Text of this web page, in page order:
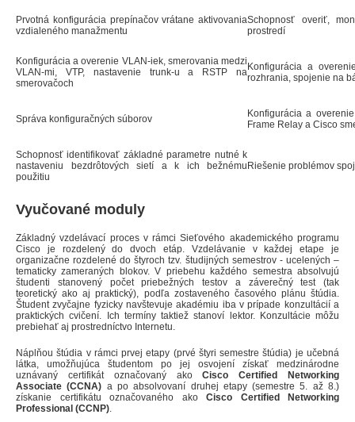
Prvotná konfigurácia prepínačov vrátane aktivovania
vzdialeného manažmentu
Schopnosť overiť,
prostredí
Konfigurácia a overenie VLAN-iek, smerovania medzi
VLAN-mi, VTP, nastavenie trunk-u a RSTP na
smerovačoch
Konfigurácia a
rozhrania, spojenie na
Správa konfiguračných súborov
Konfigurácia a
Frame Relay a Cisco
Schopnosť identifikovať základné parametre nutné k
nastaveniu bezdrôtových sietí a k ich bežnému
použitiu
Riešenie problémov
Vyučované moduly
Základný vzdelávací proces v rámci Sieťového akademického programu
Cisco je rozdelený do dvoch etáp. Vzdelávanie v každej etape je
organizačne rozdelené do štyroch tzv. študijných semestrov - ucelených –
tematicky zameraných blokov. V priebehu každého semestra absolvujú
študenti stanovený počet priebežných testov a záverečný test (tak
teoretický ako aj praktický), podľa zostaveného časového plánu štúdia.
Študent zvyčajne fyzicky navštevuje akadémiu iba v prípade konzultácií a
praktických cvičení. Ich termíny taktiež stanoví lektor. Konzultácie môžu
prebiehať aj prostredníctvo Internetu.
Náplňou štúdia v rámci prvej etapy (prvé štyri semestre štúdia) je učebná
látka, umožňujúca študentom po jej osvojení získať medzinárodne
uznávaný certifikát označovaný akoCisco Certified Networking
Associate (CCNA) a po absolvovaní druhej etapy (semestre 5. až 8.)
získanie certifikátu označovaného ako Cisco Certified Networking
Professional (CCNP)